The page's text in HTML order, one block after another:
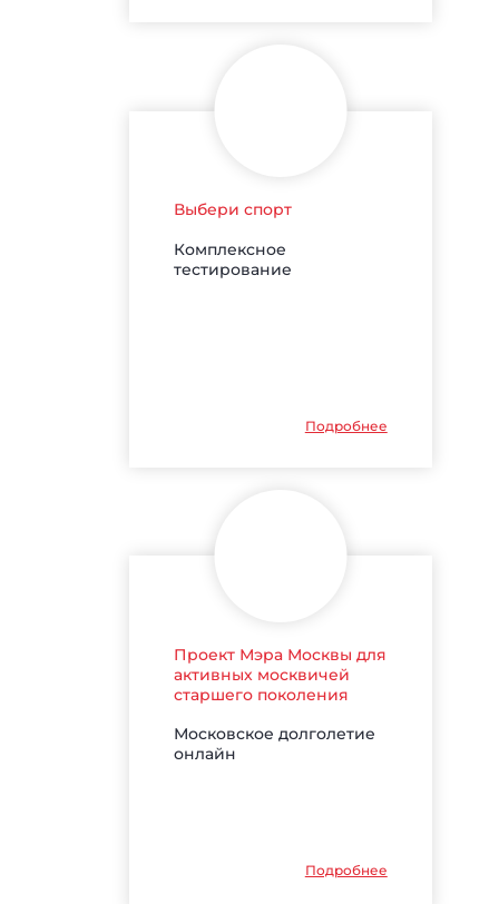
Выбери спорт
Комплексное
тестирование
Подробнее
Проект Мэра Москвы для
активных москвичей
старшего поколения
Московское долголетие
онлайн
Подробнее